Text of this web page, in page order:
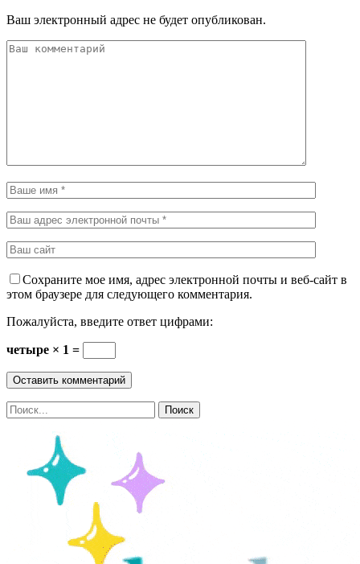
Ваш электронный адрес не будет опубликован.
Сохраните мое имя, адрес электронной почты и веб-сайт в
этом браузере для следующего комментария.
Пожалуйста, введите ответ цифрами:
четыре × 1 =